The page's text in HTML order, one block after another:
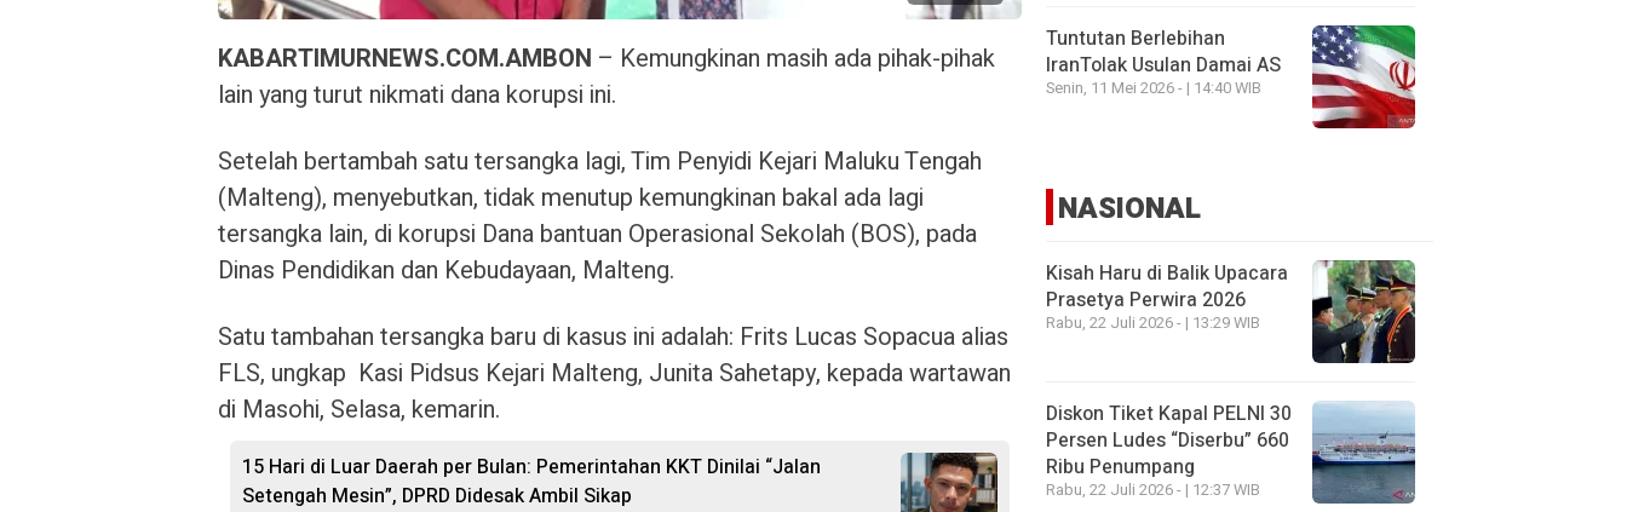
KABARTIMURNEWS.COM.AMBON – Kemungkinan masih ada pihak-pihak
lain yang turut nikmati dana korupsi ini.
Setelah bertambah satu tersangka lagi, Tim Penyidi Kejari Maluku Tengah
(Malteng), menyebutkan, tidak menutup kemungkinan bakal ada lagi
tersangka lain, di korupsi Dana bantuan Operasional Sekolah (BOS), pada
Dinas Pendidikan dan Kebudayaan, Malteng.
Satu tambahan tersangka baru di kasus ini adalah: Frits Lucas Sopacua alias
FLS, ungkap Kasi Pidsus Kejari Malteng, Junita Sahetapy, kepada wartawan
di Masohi, Selasa, kemarin.
15 Hari di Luar Daerah per Bulan: Pemerintahan KKT Dinilai “Jalan
Setengah Mesin”, DPRD Didesak Ambil Sikap
Tuntutan Berlebihan
IranTolak Usulan Damai AS
Senin, 11 Mei 2026 - | 14:40 WIB
NASIONAL
Kisah Haru di Balik Upacara
Prasetya Perwira 2026
Rabu, 22 Juli 2026 - | 13:29 WIB
Diskon Tiket Kapal PELNI 30
Persen Ludes “Diserbu” 660
Ribu Penumpang
Rabu, 22 Juli 2026 - | 12:37 WIB